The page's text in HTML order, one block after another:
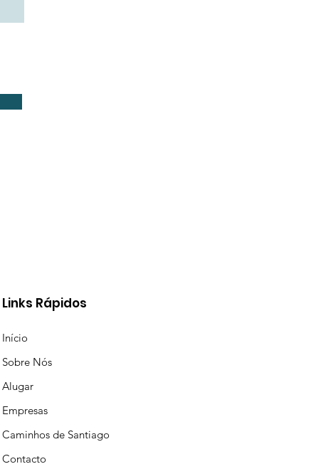
Links Rápidos
Início
Sobre Nós
Alugar
Empresas
Caminhos de Santiago
Contacto